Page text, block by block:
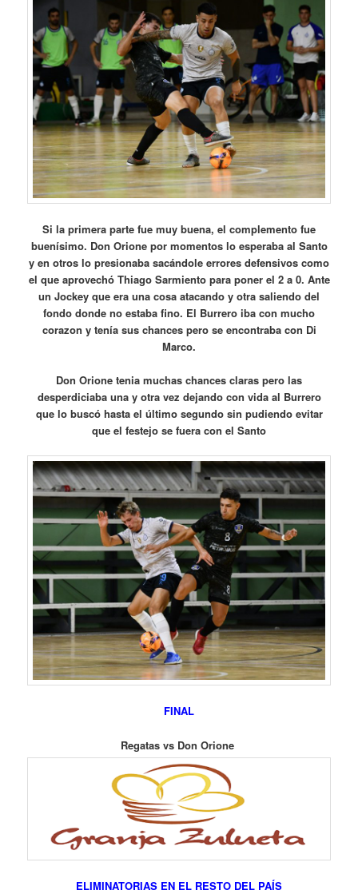
Si la primera parte fue muy buena, el complemento fue
buenísimo. Don Orione por momentos lo esperaba al Santo
y en otros lo presionaba sacándole errores defensivos como
el que aprovechó Thiago Sarmiento para poner el 2 a 0. Ante
un Jockey que era una cosa atacando y otra saliendo del
fondo donde no estaba fino. El Burrero iba con mucho
corazon y tenía sus chances pero se encontraba con Di
Marco.
Don Orione tenia muchas chances claras pero las
desperdiciaba una y otra vez dejando con vida al Burrero
que lo buscó hasta el último segundo sin pudiendo evitar
que el festejo se fuera con el Santo
FINAL
Regatas vs Don Orione
ELIMINATORIAS EN EL RESTO DEL PAÍS